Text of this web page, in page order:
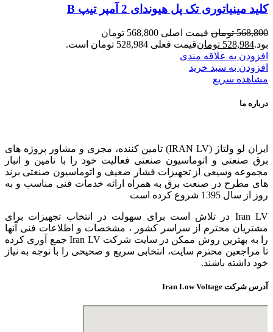
کلید مینیاتوری تک پل هیوندای 2 آمپر تیپ B
568,800 تومان
قیمت اصلی 568,800 تومان
بود.528,984 تومانقیمت فعلی 528,984 تومان است.
افزودن به علاقه مندی
افزودن به سبد خرید
مشاهده سریع
درباره ما
ایران لو ولتاژ (IRAN LV) تامین کننده، مجری و مشاور پروژه های
برق صنعتی و اتوماسیون صنعتی فعالیت خود را با تامین و انبار
مجموعه وسیعی از تجهیزات فشار ضعیف و اتوماسیون صنعتی برند
های مطرح در صنعت برق به همراه ارائه خدمات فنی مناسب و به
روز از سال 1395 شروع کرده است
Iran LV در تلاش است برای سهولت در انتخاب تجهیزات برای
مشتریان محترم از سراسر کشور ، مشخصات و اطلاعات فنی آنها
را به بهترین روش ممکن در سایت شرکت Iran LV جمع آوری کرده
تا مراجعین محترم سایت، انتخابی سریع و صحیحی را با توجه به نیاز
خود داشته باشند.
آدرس شرکت Iran Low Voltage